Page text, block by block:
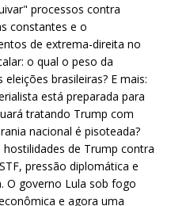
processos contra
constantes e o
de extrema-direita no
o qual o peso da
brasileiras? E mais:
está preparada para
tratando Trump com
nacional é pisoteada?
de Trump contra
pressão diplomática e
O governo Lula sob fogo
e agora uma